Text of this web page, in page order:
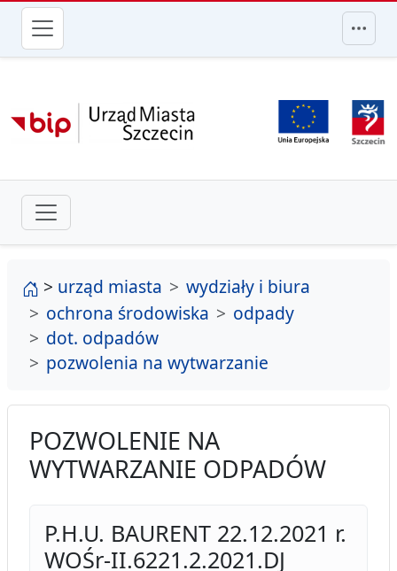
przejdź do głównego menu
strona główna
> urząd miasta
wydziały i biura
ochrona środowiska
odpady
dot. odpadów
pozwolenia na wytwarzanie
POZWOLENIE NA
WYTWARZANIE ODPADÓW
P.H.U. BAURENT 22.12.2021 r.
WOŚr-II.6221.2.2021.DJ